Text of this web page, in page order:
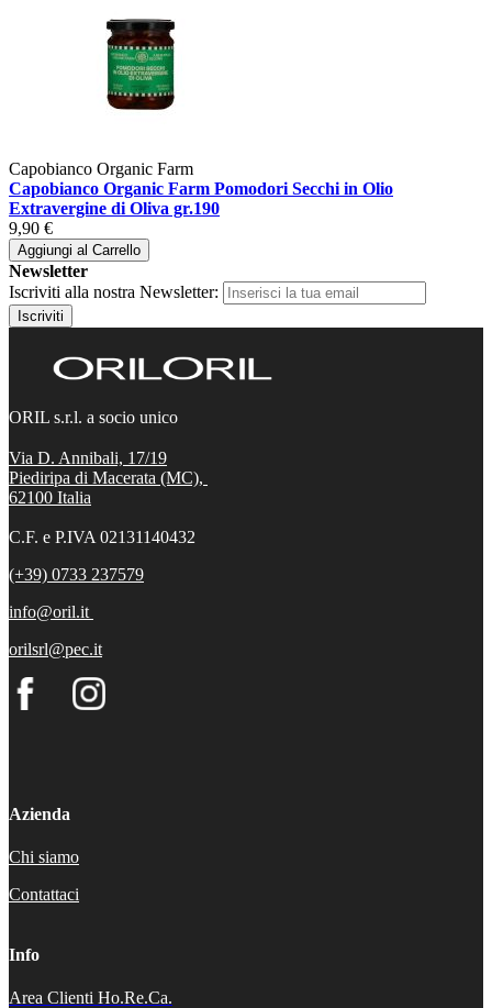
Capobianco Organic Farm
Capobianco Organic Farm Pomodori Secchi in Olio
Extravergine di Oliva gr.190
9,90 €
Aggiungi al Carrello
Newsletter
Iscriviti alla nostra Newsletter:
Iscriviti
ORIL s.r.l. a socio unico
Via D. Annibali, 17/19
Piediripa di Macerata (MC),
62100 Italia
C.F. e P.IVA 02131140432
(+39) 0733 237579
info@oril.it
orilsrl@pec.it
Azienda
Chi siamo
Contattaci
Info
Area Clienti Ho.Re.Ca.